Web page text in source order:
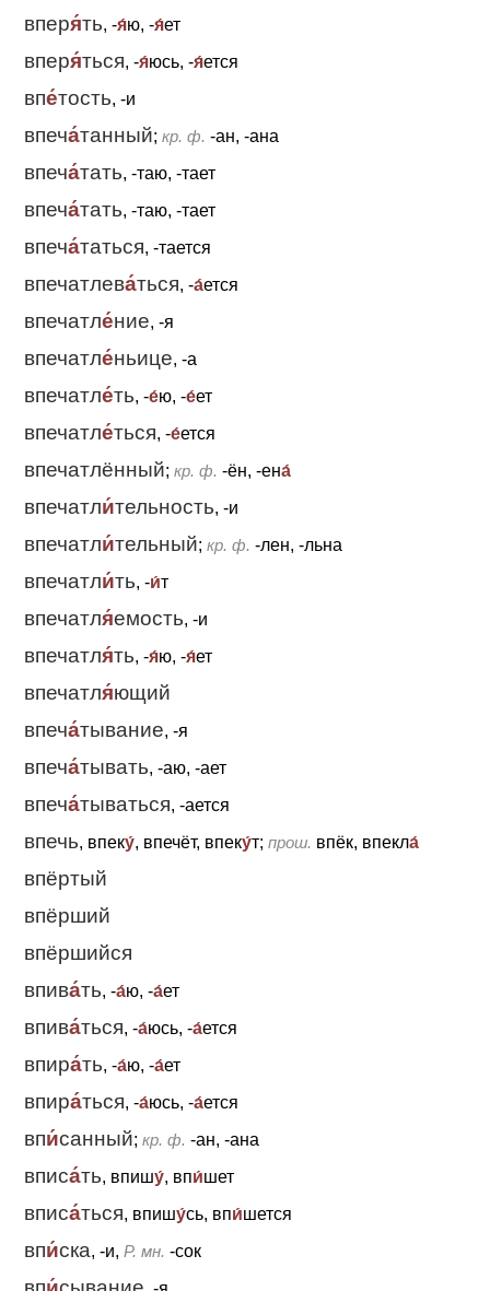
вперя́ть, -я́ю, -я́ет
вперя́ться, -я́юсь, -я́ется
впе́тость, -и
впеча́танный; кр. ф. -ан, -ана
впеча́тать, -таю, -тает
впеча́тать, -таю, -тает
впеча́таться, -тается
впечатлева́ться, -а́ется
впечатле́ние, -я
впечатле́ньице, -а
впечатле́ть, -е́ю, -е́ет
впечатле́ться, -е́ется
впечатлённый; кр. ф. -ён, -ена́
впечатли́тельность, -и
впечатли́тельный; кр. ф. -лен, -льна
впечатли́ть, -и́т
впечатля́емость, -и
впечатля́ть, -я́ю, -я́ет
впечатля́ющий
впеча́тывание, -я
впеча́тывать, -аю, -ает
впеча́тываться, -ается
впечь, впеку́, впечёт, впеку́т; прош. впёк, впекла́
впёртый
впёрший
впёршийся
впива́ть, -а́ю, -а́ет
впива́ться, -а́юсь, -а́ется
впира́ть, -а́ю, -а́ет
впира́ться, -а́юсь, -а́ется
впи́санный; кр. ф. -ан, -ана
вписа́ть, впишу́, впи́шет
вписа́ться, впишу́сь, впи́шется
впи́ска, -и, Р. мн. -сок